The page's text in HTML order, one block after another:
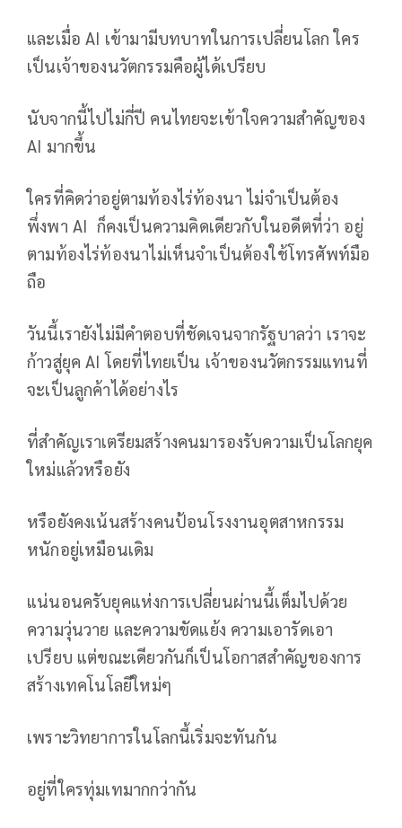
และเมื่อ AI เข้ามามีบทบาทในการเปลี่ยนโลก ใคร
เป็นเจ้าของนวัตกรรมคือผู้ได้เปรียบ
นับจากนี้ไปไม่กี่ปี คนไทยจะเข้าใจความสำคัญของ
AI มากขึ้น
ใครที่คิดว่าอยู่ตามท้องไร่ท้องนา ไม่จำเป็นต้อง
พึ่งพา AI ก็คงเป็นความคิดเดียวกับในอดีตที่ว่า อยู่
ตามท้องไร่ท้องนาไม่เห็นจำเป็นต้องใช้โทรศัพท์มือ
ถือ
วันนี้เรายังไม่มีคำตอบที่ชัดเจนจากรัฐบาลว่า เราจะ
ก้าวสู่ยุค AI โดยที่ไทยเป็น เจ้าของนวัตกรรมแทนที่
จะเป็นลูกค้าได้อย่างไร
ที่สำคัญเราเตรียมสร้างคนมารองรับความเป็นโลกยุค
ใหม่แล้วหรือยัง
หรือยังคงเน้นสร้างคนป้อนโรงงานอุตสาหกรรม
หนักอยู่เหมือนเดิม
แน่นอนครับยุคแห่งการเปลี่ยนผ่านนี้เต็มไปด้วย
ความวุ่นวาย และความขัดแย้ง ความเอารัดเอา
เปรียบ แต่ขณะเดียวกันก็เป็นโอกาสสำคัญของการ
สร้างเทคโนโลยีใหม่ๆ
เพราะวิทยาการในโลกนี้เริ่มจะทันกัน
อยู่ที่ใครทุ่มเทมากกว่ากัน